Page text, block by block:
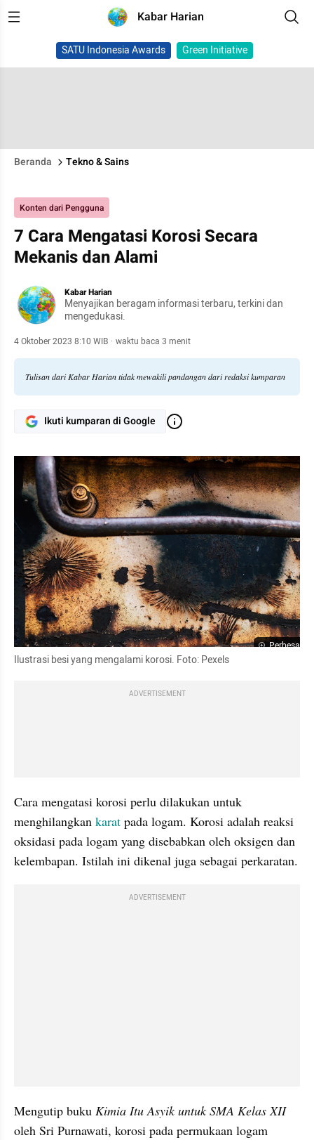
Kabar Harian
SATU Indonesia Awards Green Initiative
Beranda Tekno & Sains
Konten dari Pengguna
7 Cara Mengatasi Korosi Secara
Mekanis dan Alami
Kabar Harian
Menyajikan beragam informasi terbaru, terkini dan
mengedukasi.
4 Oktober 2023 8:10 WIB · waktu baca 3 menit
Tulisan dari Kabar Harian tidak mewakili pandangan dari redaksi kumparan
Ikuti kumparan di Google
Perbesar
Ilustrasi besi yang mengalami korosi. Foto: Pexels
ADVERTISEMENT
Cara mengatasi korosi perlu dilakukan untuk
menghilangkan karat pada logam. Korosi adalah reaksi
oksidasi pada logam yang disebabkan oleh oksigen dan
ADVERTISEMENT
Mengutip buku
Kimia Itu Asyik untuk SMA Kelas XII
oleh Sri Purnawati, korosi pada permukaan logam